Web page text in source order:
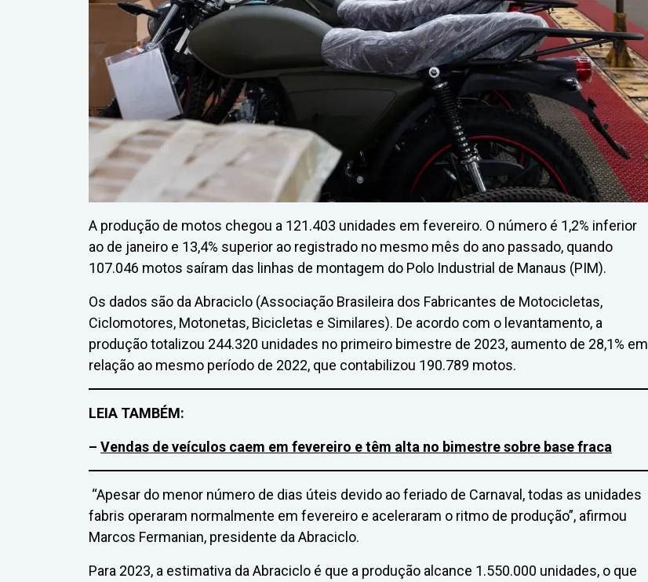
A produção de motos chegou a 121.403 unidades em fevereiro. O número é 1,2% inferior
ao de janeiro e 13,4% superior ao registrado no mesmo mês do ano passado, quando
107.046 motos saíram das linhas de montagem do Polo Industrial de Manaus (PIM).
Os dados são da Abraciclo (Associação Brasileira dos Fabricantes de Motocicletas,
Ciclomotores, Motonetas, Bicicletas e Similares). De acordo com o levantamento, a
produção totalizou 244.320 unidades no primeiro bimestre de 2023, aumento de 28,1% em
relação ao mesmo período de 2022, que contabilizou 190.789 motos.
LEIA TAMBÉM:
– Vendas de veículos caem em fevereiro e têm alta no bimestre sobre base fraca
“Apesar do menor número de dias úteis devido ao feriado de Carnaval, todas as unidades
fabris operaram normalmente em fevereiro e aceleraram o ritmo de produção”, afirmou
Marcos Fermanian, presidente da Abraciclo.
Para 2023, a estimativa da Abraciclo é que a produção alcance 1.550.000 unidades, o que